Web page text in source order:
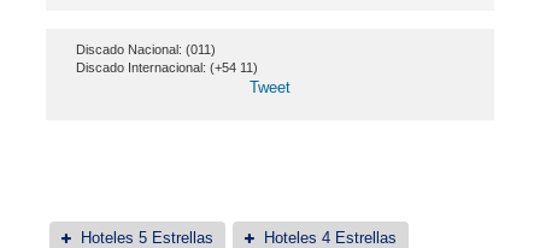
Discado Nacional: (011)
Discado Internacional: (+54 11)
Tweet
Hoteles 5 Estrellas Hoteles 4 Estrellas